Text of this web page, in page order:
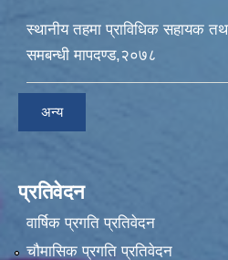
स्थानीय तहमा प्राविधिक सहायक
समबन्धी मापदण्ड,२०७८
अन्य
प्रतिवेदन
वार्षिक प्रगति प्रतिवेदन
चौमासिक प्रगति प्रतिवेदन